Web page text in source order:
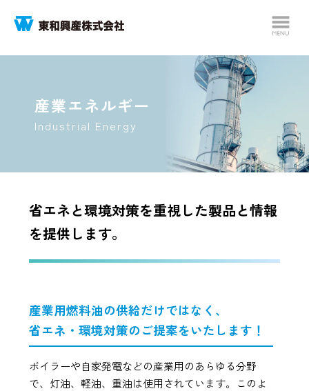
産業エネルギー
Industrial Energy
省エネと環境対策を重視した製品と情報
を提供します。
産業用燃料油の供給だけではなく、
省エネ・環境対策のご提案をいたします！
ボイラーや自家発電などの産業用のあらゆる分野
で、灯油、軽油、重油は使用されています。このよ